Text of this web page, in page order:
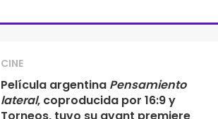
CINE
Película argentina Pensamiento
lateral, coproducida por 16:9 y